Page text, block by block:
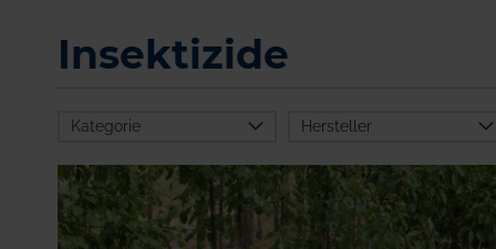
Insektizide
Kategorie
Pflanzenschutz
Kulturen
Hersteller
BioFa
Certis Belchim B.V.